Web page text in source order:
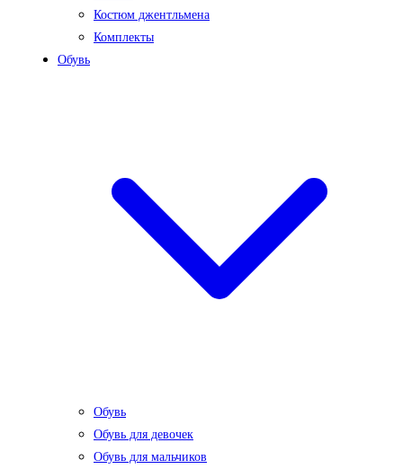
Костюм джентльмена
Комплекты
Обувь
Обувь
Обувь для девочек
Обувь для мальчиков